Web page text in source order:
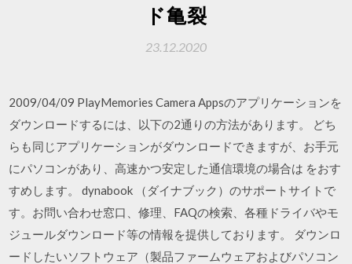
ド亀裂
23.12.2020
2009/04/09 PlayMemories Camera Appsのアプリケーションを
ダウンロードするには、以下の2通りの方法があります。 どち
らも同じアプリケーションがダウンロードできますが、お手元
にパソコンがあり、高速かつ安定した通信環境の場合は をおす
すめします。 dynabook （ダイナブック）のサポートサイトで
す。お問い合わせ窓口、修理、FAQの検索、各種ドライバやモ
ジュールダウンロード等の情報を提供しております。 ダウンロ
ードしたいソフトウェア（製品ファームウェアおよびパソコン